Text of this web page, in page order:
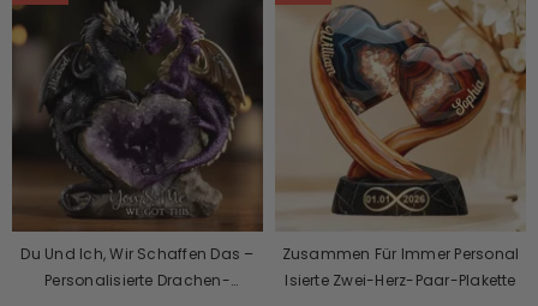
Du Und Ich, Wir Schaffen Das –
Personalisierte Drachen-
Zusammen Für Immer Personal
Isierte Zwei-Herz-Paar-Plakette